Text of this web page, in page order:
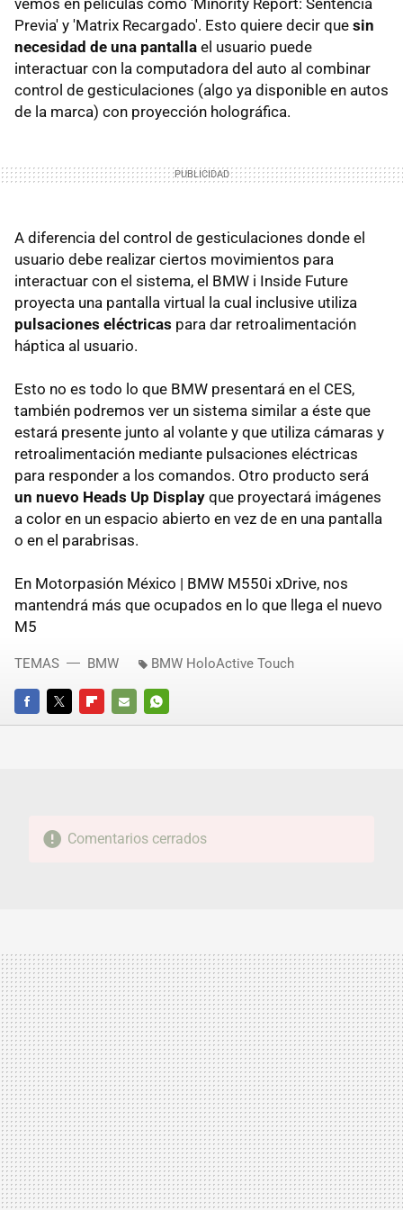
Previa' y 'Matrix Recargado'. Esto quiere decir que sin
necesidad de una pantalla el usuario puede
interactuar con la computadora del auto al combinar
control de gesticulaciones (algo ya disponible en autos
de la marca) con proyección holográfica.
A diferencia del control de gesticulaciones donde el
usuario debe realizar ciertos movimientos para
interactuar con el sistema, el BMW i Inside Future
proyecta una pantalla virtual la cual inclusive utiliza
pulsaciones eléctricas para dar retroalimentación
háptica al usuario.
Esto no es todo lo que BMW presentará en el CES,
también podremos ver un sistema similar a éste que
estará presente junto al volante y que utiliza cámaras y
retroalimentación mediante pulsaciones eléctricas
para responder a los comandos. Otro producto será
un nuevo Heads Up Display que proyectará imágenes
a color en un espacio abierto en vez de en una pantalla
o en el parabrisas.
En Motorpasión México | BMW M550i xDrive, nos
mantendrá más que ocupados en lo que llega el nuevo
M5
FACEBOOKTWITTERFLIPBOARD
E-
WHATSAPP
TEMAS BMW BMW HoloActive Touch
Comentarios cerrados